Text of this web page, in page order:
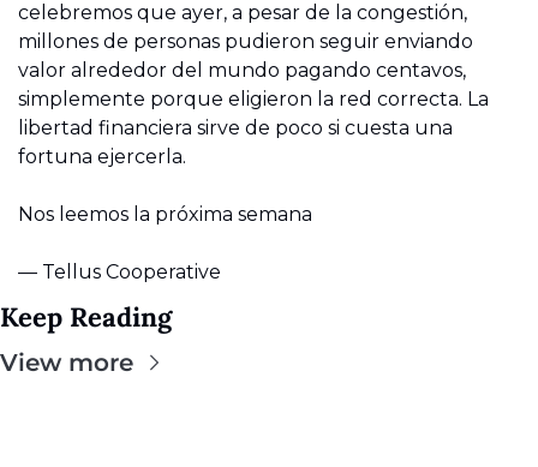
celebremos que ayer, a pesar de la congestión,
millones de personas pudieron seguir enviando
valor alrededor del mundo pagando centavos,
simplemente porque eligieron la red correcta. La
libertad financiera sirve de poco si cuesta una
fortuna ejercerla.
Nos leemos la próxima semana
— Tellus Cooperative
Keep Reading
View more